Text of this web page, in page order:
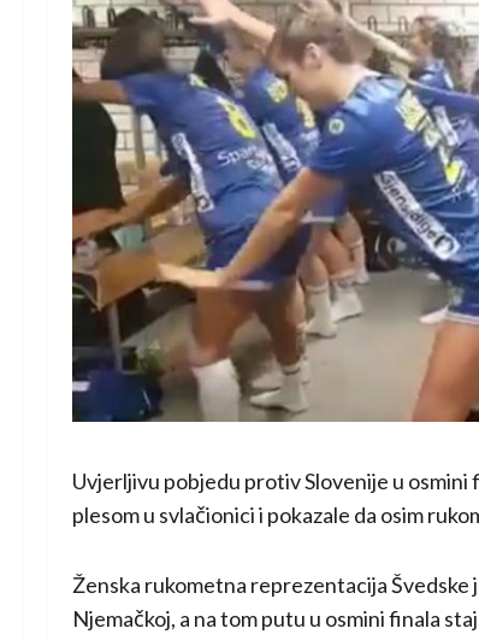
Uvjerljivu pobjedu protiv Slovenije u
plesom u svlačionici i pokazale da osim
Ženska rukometna reprezentacija Švedske
Njemačkoj, a na tom putu u osmini finala